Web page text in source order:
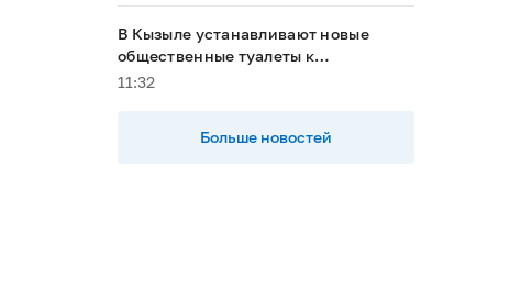
В Кызыле устанавливают новые
общественные туалеты к
буддийскому форуму
11:32
Больше новостей